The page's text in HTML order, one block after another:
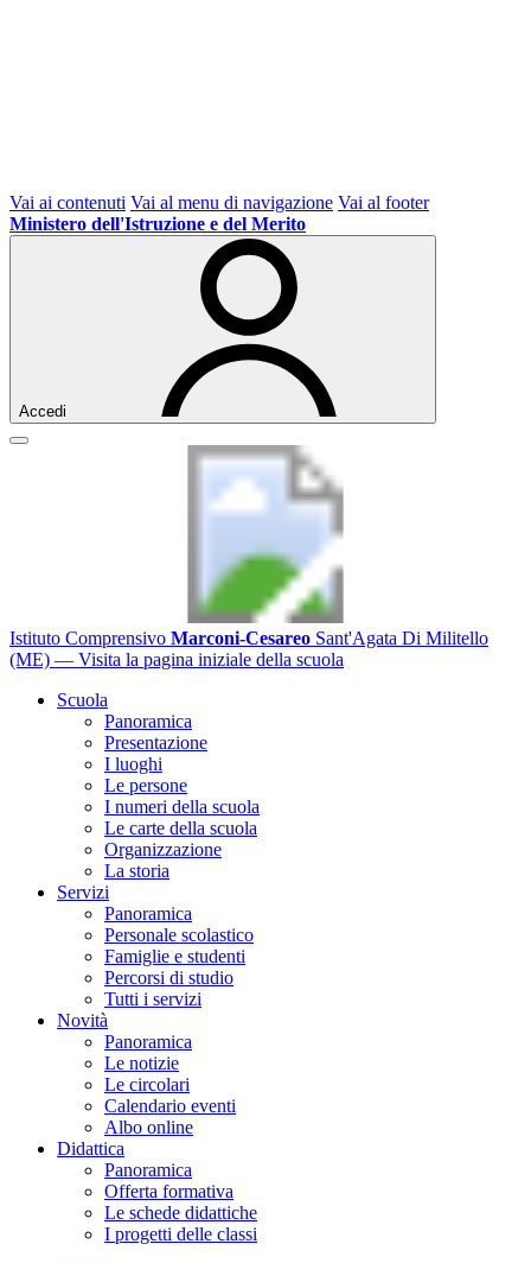
Vai ai contenuti Vai al menu di navigazione Vai al footer
Ministero dell'Istruzione e del Merito
Accedi
Istituto Comprensivo Marconi-Cesareo Sant'Agata Di Militello
(ME) — Visita la pagina iniziale della scuola
Scuola
Panoramica
Presentazione
I luoghi
Le persone
I numeri della scuola
Le carte della scuola
Organizzazione
La storia
Servizi
Panoramica
Personale scolastico
Famiglie e studenti
Percorsi di studio
Tutti i servizi
Novità
Panoramica
Le notizie
Le circolari
Calendario eventi
Albo online
Didattica
Panoramica
Offerta formativa
Le schede didattiche
I progetti delle classi